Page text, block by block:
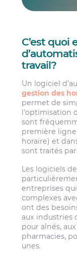
C’est quoi
travail?
Un logiciel
gestion des
permet de
l’optimisation
sont
première
horaire) et
sont traités
Les logiciels
entreprises
complexes
ont des
aux industries
pour aînés,
pharmacies,
unes.